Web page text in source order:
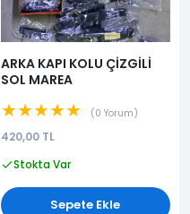
ARKA KAPI KOLU ÇİZGİLİ
SOL MAREA
★★★★★ 0 Yorum
420,00 TL
Stokta Var
Sepete Ekle